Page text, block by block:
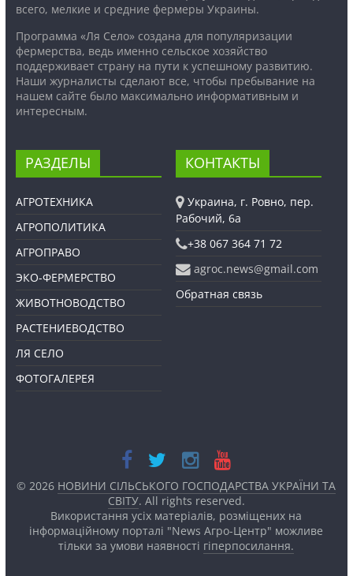
всего, мелкие и средние фермеры Украины.
Программа «Ля Село» создана для популяризации
фермерства, ведь именно сельское хозяйство
поддерживает страну на пути к успешному развитию.
Наши журналисты сделают все, чтобы пребывание на
нашем сайте было максимально информативным и
интересным.
РАЗДЕЛЫ
АГРОТЕХНИКА
АГРОПОЛИТИКА
АГРОПРАВО
ЭКО-ФЕРМЕРСТВО
ЖИВОТНОВОДСТВО
РАСТЕНИЕВОДСТВО
ЛЯ СЕЛО
ФОТОГАЛЕРЕЯ
КОНТАКТЫ
Украина, г. Ровно, пер.
Рабочий, 6а
+38 067 364 71 72
agroc.news@gmail.com
Обратная связь
© 2026 НОВИНИ СІЛЬСЬКОГО ГОСПОДАРСТВА УКРАЇНИ ТА
СВІТУ. All rights reserved.
Використання усіх матеріалів, розміщених на
інформаційному порталі "News Агро-Центр" можливе
тільки за умови наявності гіперпосилання.